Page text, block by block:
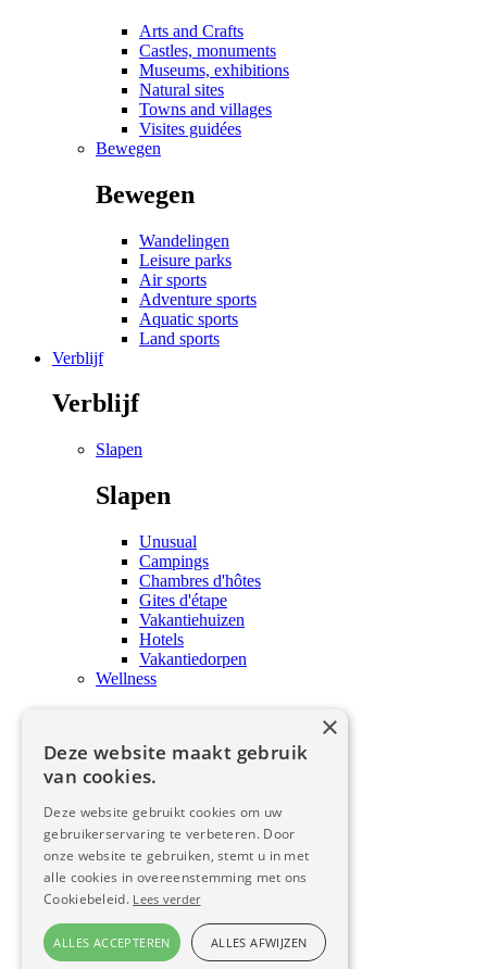
Arts and Crafts
Castles, monuments
Museums, exhibitions
Natural sites
Towns and villages
Visites guidées
Bewegen
Bewegen
Wandelingen
Leisure parks
Air sports
Adventure sports
Aquatic sports
Land sports
Verblijf
Verblijf
Slapen
Slapen
Unusual
Campings
Chambres d'hôtes
Gites d'étape
Vakantiehuizen
Hotels
Vakantiedorpen
Wellness
Behandelingen en wellness
Proeven
Proeven
Proeven
×
Deze website maakt gebruik
van cookies.
Deze website gebruikt cookies om uw
gebruikerservaring te verbeteren. Door
onze website te gebruiken, stemt u in met
alle cookies in overeenstemming met ons
Cookiebeleid. Lees verder
ALLES ACCEPTEREN ALLES AFWIJZEN